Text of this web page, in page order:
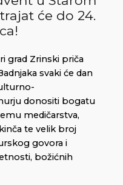
će do 24.
grad Zrinski priča
svaki će dan
donositi bogatu
medičarstva,
te velik broj
govora i
božićnih